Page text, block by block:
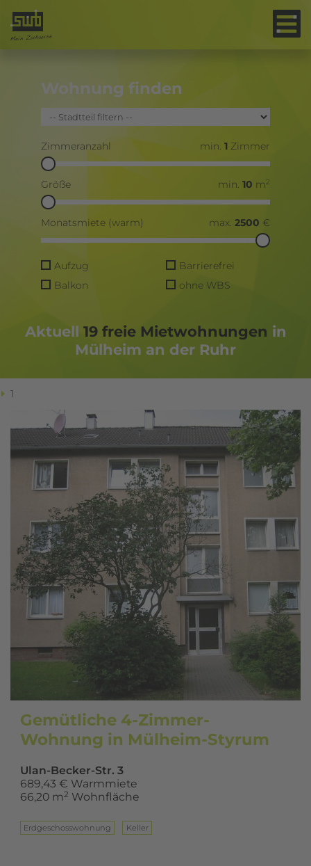
Wohnung finden
Zimmeranzahl min. 1 Zimmer
Größe min. 10 m2
Monatsmiete (warm) max. 2500 €
Aufzug
Balkon
Barrierefrei
ohne WBS
Aktuell 19freie Miet­woh­nungen in
Mülheim an der Ruhr
1
Gemütliche 4-Zimmer-
Wohnung in Mülheim-Styrum
Ulan-Becker-Str. 3
689,43 € Warmmiete
66,20 m2 Wohnfläche
Erd­ge­schoss­woh­nung Keller
Ich habe die Datenschutzerklärung
zur Kenntnis
genommen. Ich stimme zu, dass meine Angaben
und Daten zur Beantwortung meiner Anfrage
elektronisch erhoben und gespeichert werden.